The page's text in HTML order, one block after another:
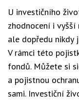
• výše pojistné
• kolik získáte při
• jak pravidelně
• odbytné pro
U investičního
zhodnocení i
ale dopředu nikdy
V rámci této
fondů. Můžete si
a pojistnou
sami. Investiční